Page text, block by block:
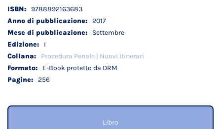
Dettagli
tecnici
9788892163683
2017
Settembre
I
Procedura Penale | Nuovi Itinerari
E-Book protetto da DRM
256
Libro